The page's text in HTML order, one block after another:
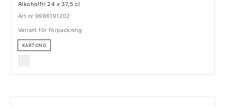
Alkoholfri 24 x 37,5 cl
Art.nr 9986191202
Variant för förpackning
KARTONG